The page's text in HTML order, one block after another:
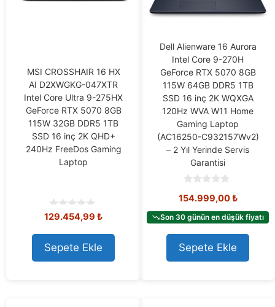
MSI CROSSHAIR 16 HX
AI D2XWGKG-047XTR
Intel Core Ultra 9-275HX
GeForce RTX 5070 8GB
115W 32GB DDR5 1TB
SSD 16 inç 2K QHD+
240Hz FreeDos Gaming
Laptop
0
u
t
o
129.454,99 ₺
Sepete Ekle
Dell Alienware 16 Aurora
Intel Core 9-270H
GeForce RTX 5070 8GB
115W 64GB DDR5 1TB
SSD 16 inç 2K WQXGA
120Hz WVA W11 Home
Gaming Laptop
(AC16250-C932157Wv2)
– 2 Yıl Yerinde Servis
Garantisi
o
t
o
f
5
154.999,00₺
Son 30 günün en düşük fiyatı
Sepete Ekle